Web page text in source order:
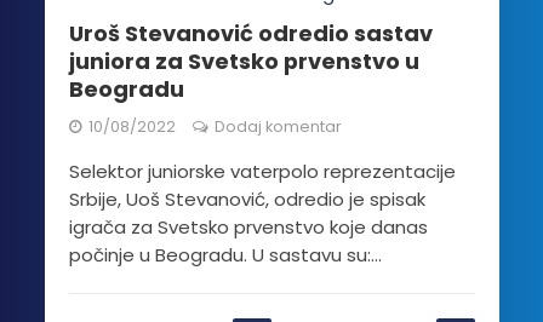
Uroš Stevanović odredio sastav
juniora za Svetsko prvenstvo u
Beogradu
10/08/2022 Dodaj komentar
Selektor juniorske vaterpolo reprezentacije
Srbije, Uoš Stevanović, odredio je spisak
igrača za Svetsko prvenstvo koje danas
počinje u Beogradu. U sastavu su:...